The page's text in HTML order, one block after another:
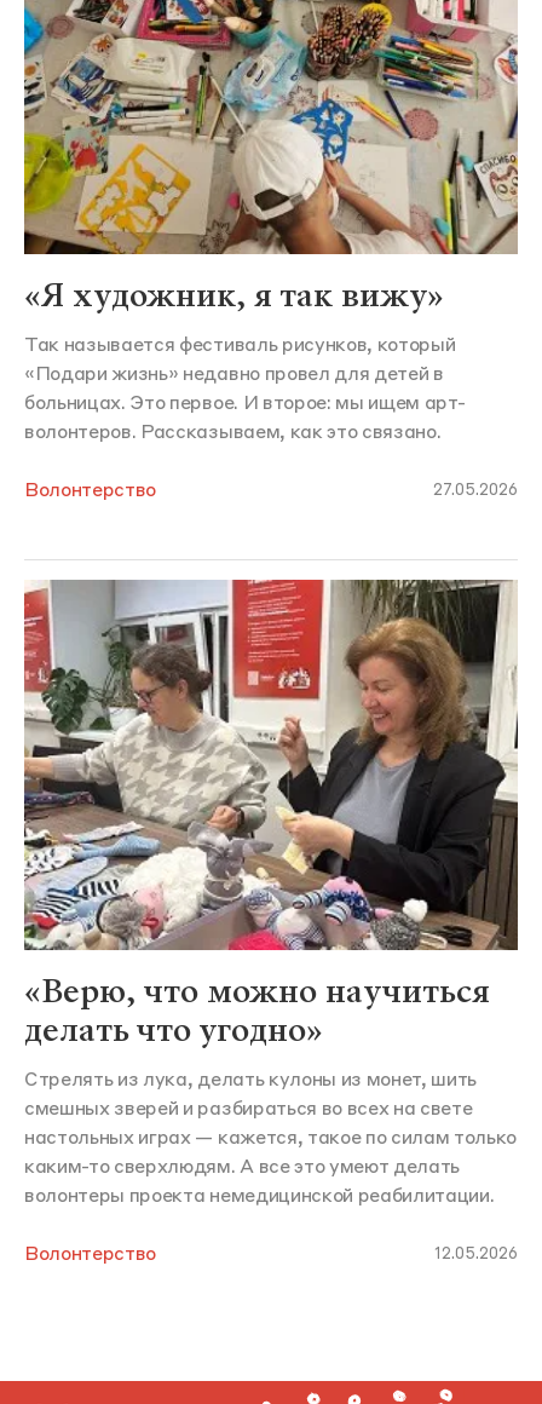
«Я художник, я так вижу»
Так называется фестиваль рисунков, который
«Подари жизнь» недавно провел для детей в
больницах. Это первое. И второе: мы ищем арт-
волонтеров. Рассказываем, как это связано.
Волонтерство 27.05.2026
«Верю, что можно научиться
делать что угодно»
Стрелять из лука, делать кулоны из монет, шить
смешных зверей и разбираться во всех на свете
настольных играх — кажется, такое по силам только
каким-то сверхлюдям. А все это умеют делать
волонтеры проекта немедицинской реабилитации.
Волонтерство 12.05.2026